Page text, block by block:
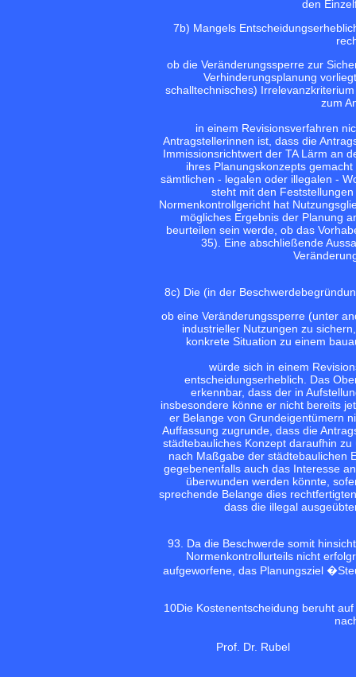
den
7b) Mangels
ob die Veränderungssperre zur
Verhinderungsplanung
schalltechnisches)
zum
in einem Revisionsverfahren
Antragstellerinnen ist, dass die
Immissionsrichtwert der TA Lärm an
ihres Planungskonzepts
sämtlichen - legalen oder illegalen -
steht mit den
Normenkontrollgericht hat
mögliches Ergebnis der Planung
beurteilen sein werde, ob das
35). Eine abschließende
8c) Die (in der
ob eine Veränderungssperre (unter
industrieller Nutzungen zu
konkrete Situation zu einem
würde sich in einem
entscheidungserheblich. Das
erkennbar, dass der in
insbesondere könne er nicht bereits
er Belange von Grundeigentümern
Auffassung zugrunde, dass die
städtebauliches Konzept daraufhin
nach Maßgabe der städtebaulichen
gegebenenfalls auch das Interesse
überwunden werden könnte,
sprechende Belange dies
dass die illegal
93. Da die Beschwerde somit
Normenkontrollurteils nicht
aufgeworfene, das Planungsziel
10Die Kostenentscheidung beruht
Prof. Dr. Rubel